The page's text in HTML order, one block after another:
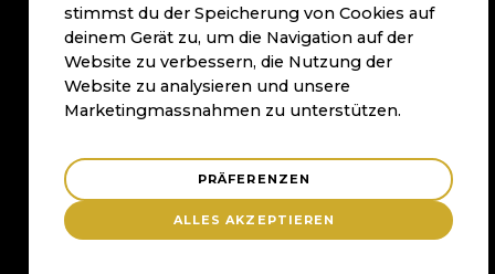
BADEN
Maybaum AG
Bruggerstrasse 37
5400 Baden
Anfahrtsplan
Google Maps
stimmst du der Speicherung von Cookies auf
deinem Gerät zu, um die Navigation auf der
Website zu verbessern, die Nutzung der
Website zu analysieren und unsere
Marketingmassnahmen zu unterstützen.
PRÄFERENZEN
ALLES AKZEPTIEREN